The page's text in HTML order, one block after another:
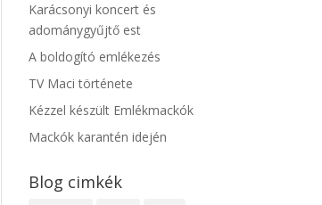
Karácsonyi koncert és
adománygyűjtő est
A boldogító emlékezés
TV Maci története
Kézzel készült Emlékmackók
Mackók karantén idején
Blog cimkék